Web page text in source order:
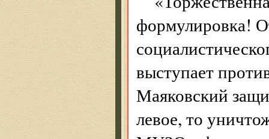
формулировка!
выступает
Маяковский
левое, то